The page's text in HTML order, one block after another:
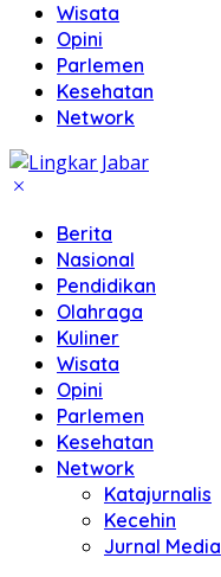
Wisata
Opini
Parlemen
Kesehatan
Network
Berita
Nasional
Pendidikan
Olahraga
Kuliner
Wisata
Opini
Parlemen
Kesehatan
Network
Katajurnalis
Kecehin
Jurnal Media